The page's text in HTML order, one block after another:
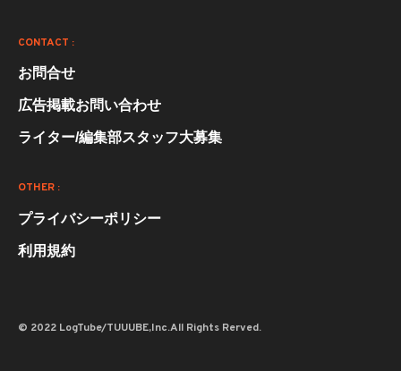
CONTACT :
お問合せ
広告掲載お問い合わせ
ライター/編集部スタッフ大募集
OTHER :
プライバシーポリシー
利用規約
© 2022 LogTube/TUUUBE,Inc.All Rights Rerved.